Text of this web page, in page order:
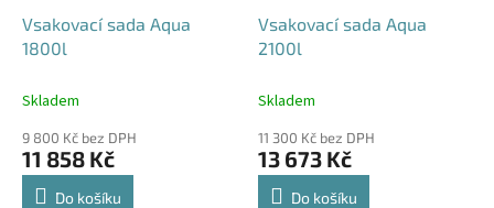
Vsakovací sada Aqua
1800l
Skladem
9 800 Kč bez DPH
11 858 Kč
Do košíku
Vsakovací sada Aqua
2100l
Skladem
11 300 Kč bez DPH
13 673 Kč
Do košíku